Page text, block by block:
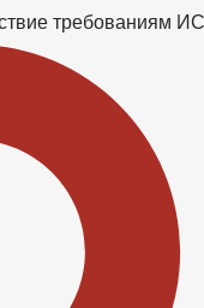
требованиям